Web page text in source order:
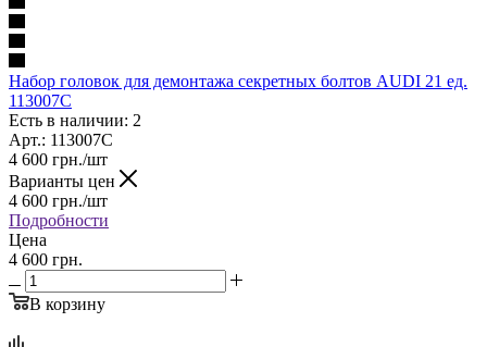
Набор головок для демонтажа секретных болтов AUDI 21 ед.
113007C
Есть в наличии: 2
Арт.: 113007C
4 600 грн./шт
Варианты цен
4 600 грн./шт
Подробности
Цена
4 600 грн.
В корзину